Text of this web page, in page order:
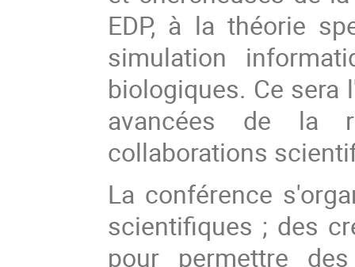
EDP, à la théorie
simulation
biologiques. Ce sera
avancées de la
collaborations
La conférence
scientifiques ; des
pour permettre